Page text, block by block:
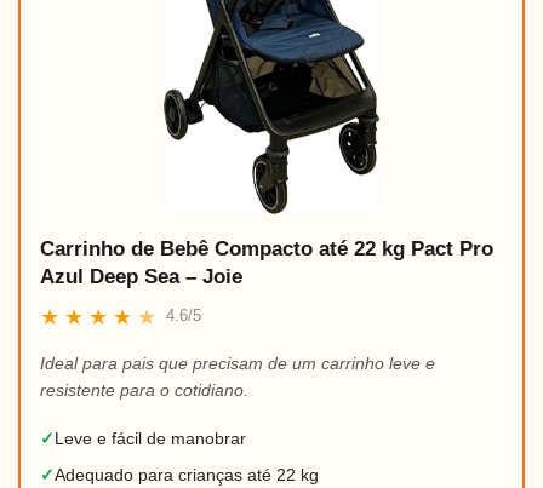
Carrinho de Bebê Compacto até 22 kg Pact Pro
Azul Deep Sea – Joie
★ ★ ★ ★ ★ 4.6/5
Ideal para pais que precisam de um carrinho leve e
resistente para o cotidiano.
✓ Leve e fácil de manobrar
✓Adequado para crianças até 22 kg